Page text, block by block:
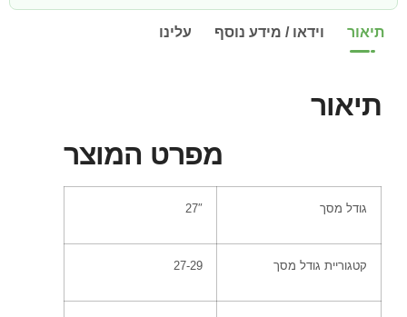
תיאור וידאו / מידע נוסף עלינו
תיאור
מפרט המוצר
גודל מסך 27″
קטגוריית גודל מסך 27-29